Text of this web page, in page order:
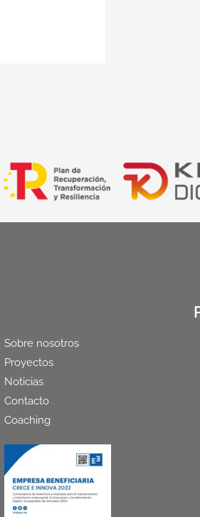
Sobre nosotros
Proyectos
Noticias
Contacto
Coaching